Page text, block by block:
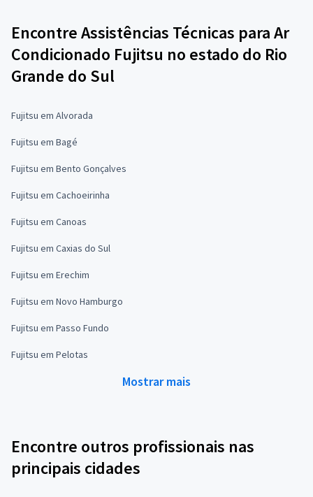
Encontre Assistências Técnicas para Ar
Condicionado Fujitsu no estado do Rio
Grande do Sul
Fujitsu em Alvorada
Fujitsu em Bagé
Fujitsu em Bento Gonçalves
Fujitsu em Cachoeirinha
Fujitsu em Canoas
Fujitsu em Caxias do Sul
Fujitsu em Erechim
Fujitsu em Novo Hamburgo
Fujitsu em Passo Fundo
Fujitsu em Pelotas
Mostrar mais
Encontre outros profissionais nas
principais cidades